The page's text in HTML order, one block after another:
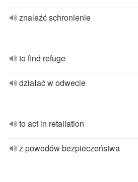
znaleźć schronienie
to find refuge
działać w odwecie
to act in retaliation
z powodów bezpieczeństwa